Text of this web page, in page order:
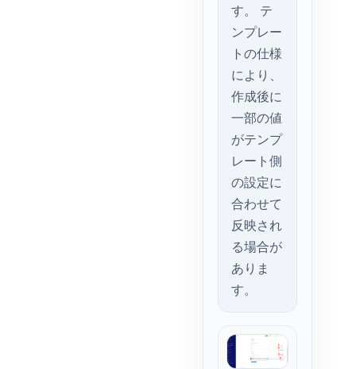
す。 テ
ンプレー
トの仕様
により、
作成後に
一部の値
がテンプ
レート側
の設定に
合わせて
反映され
る場合が
ありま
す。